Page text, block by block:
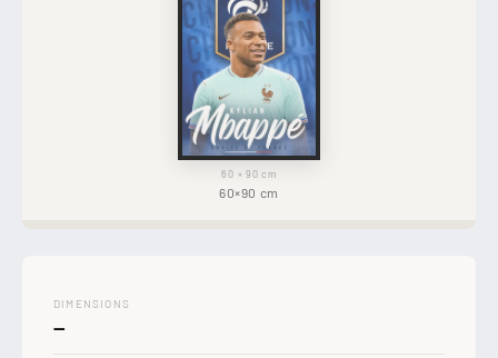
60 × 90 cm
60×90 cm
DIMENSIONS
—